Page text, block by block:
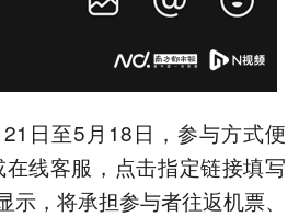
日至5月18日，参与方式便
线客服，点击指定链接填写
，将承担参与者往返机票、